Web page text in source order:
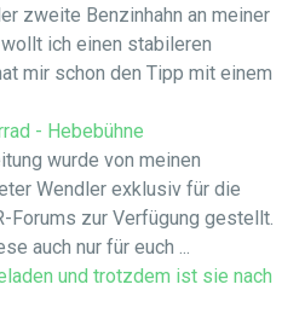
zweite Benzinhahn an meiner
ich einen stabileren
mir schon den Tipp mit einem
- Hebebühne
wurde von meinen
Wendler exklusiv für die
Forums zur Verfügung gestellt.
auch nur für euch ...
und trotzdem ist sie nach